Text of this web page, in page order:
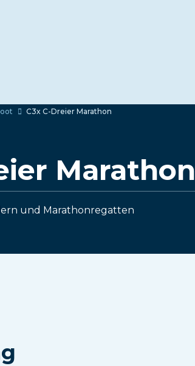
C3x C-Dreier Marathon
Marathon
und Marathonregatten